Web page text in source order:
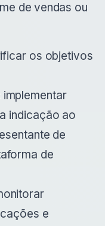
de vendas ou
os objetivos
implementar
indicação ao
de
de
e